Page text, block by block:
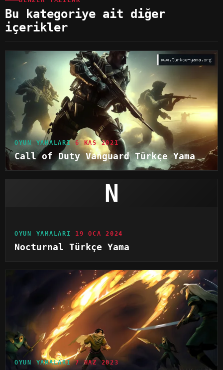
Bu kategoriye ait diğer
içerikler
OYUN YAMALARI 6 KAS 2021
Call of Duty Vanguard Türkçe Yama
N
OYUN YAMALARI 19 OCA 2024
Nocturnal Türkçe Yama
OYUN YAMALARI 7 HAZ 2023